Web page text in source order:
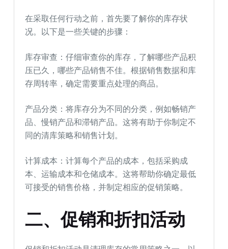
在采取任何行动之前，首先要了解你的库存状
况。以下是一些关键的步骤：
库存审查：仔细审查你的库存，了解哪些产品积
压已久，哪些产品销售不佳。根据销售数据和库
存周转率，确定需要重点处理的商品。
产品分类：将库存分为不同的分类，例如畅销产
品、慢销产品和滞销产品。这将有助于你制定不
同的清库策略和销售计划。
计算成本：计算每个产品的成本，包括采购成
本、运输成本和仓储成本。这将帮助你确定最低
可接受的销售价格，并制定相应的促销策略。
二、促销和折扣活动